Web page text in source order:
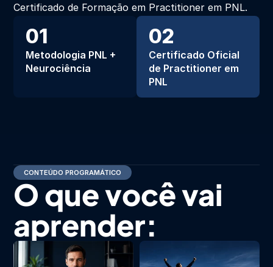
Certificado de Formação em Practitioner em PNL.
01
Metodologia PNL +
Neurociência
02
Certificado Oficial
de Practitioner em
PNL
CONTEÚDO PROGRAMÁTICO
O que você vai
aprender: